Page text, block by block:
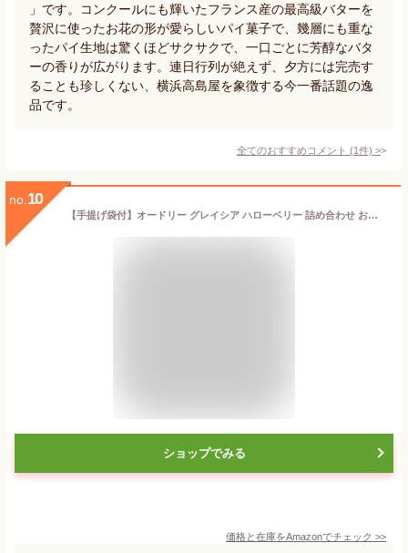
」です。コンクールにも輝いたフランス産の最高級バターを
贅沢に使ったお花の形が愛らしいパイ菓子で、幾層にも重な
ったパイ生地は驚くほどサクサクで、一口ごとに芳醇なバタ
ーの香りが広がります。連日行列が絶えず、夕方には完売す
ることも珍しくない、横浜高島屋を象徴する今一番話題の逸
品です。
全てのおすすめコメント (1件) >
no. 10
【手提げ袋付】オードリー グレイシア ハローベリー 詰め合わせ お菓子 チョコレート ギフト いちご バレンタイン ホワイトデー (詰め合わせ15本)
ショップでみる
価格と在庫をAmazonでチェック >>